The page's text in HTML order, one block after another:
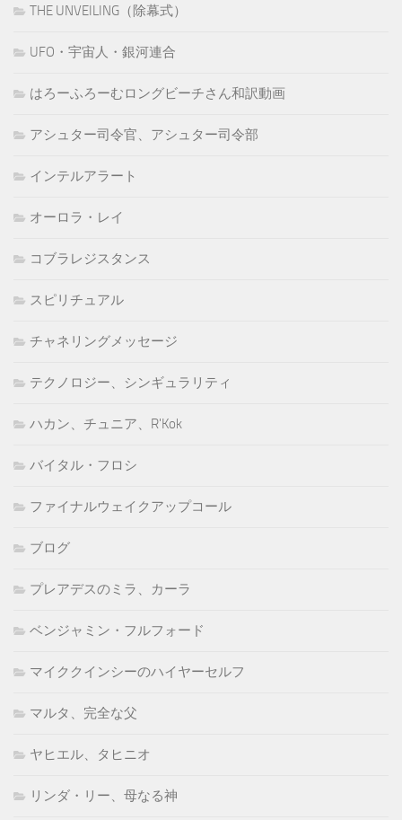
THE UNVEILING（除幕式）
UFO・宇宙人・銀河連合
はろーふろーむロングビーチさん和訳動画
アシュター司令官、アシュター司令部
インテルアラート
オーロラ・レイ
コブラレジスタンス
スピリチュアル
チャネリングメッセージ
テクノロジー、シンギュラリティ
ハカン、チュニア、R'Kok
バイタル・フロシ
ファイナルウェイクアップコール
ブログ
プレアデスのミラ、カーラ
ベンジャミン・フルフォード
マイククインシーのハイヤーセルフ
マルタ、完全な父
ヤヒエル、タヒニオ
リンダ・リー、母なる神